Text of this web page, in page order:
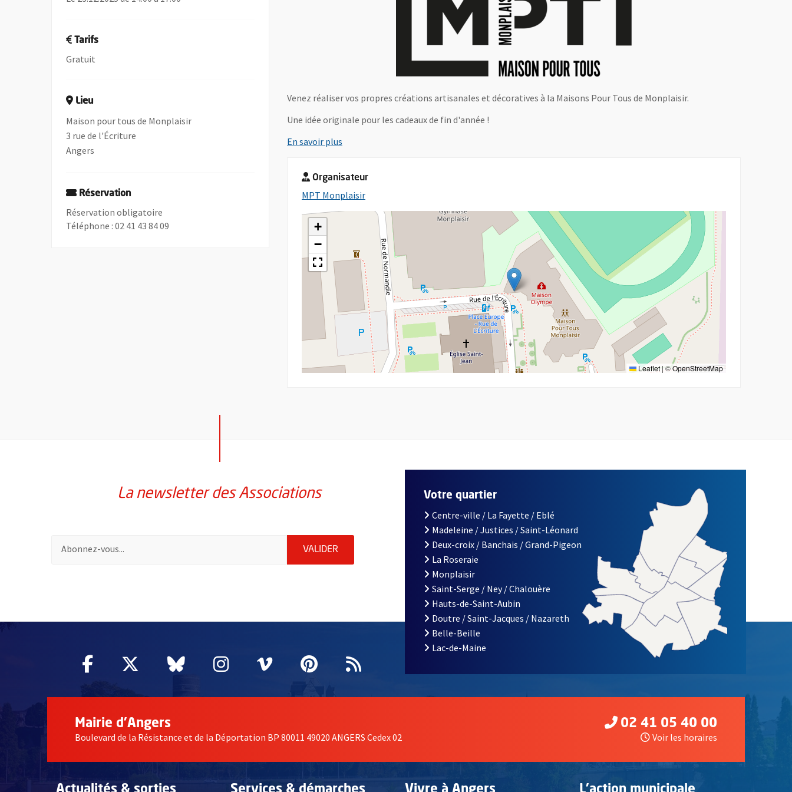
Venez réaliser vos propres créations artisanales et décoratives à la Maisons Pour Tous de Monplaisir.
Une idée originale pour les cadeaux de fin d'année !
En savoir plus, Ouvre une nouvelle fenêtre
Organisateur
MPT Monplaisir, Ouvre une nouvelle fenêtre
+
−
Leaflet | ©OpenStreetMap
Tarifs
Gratuit
Lieu
Maison pour tous de Monplaisir
3 rue de l'Écriture
Angers
Réservation
Réservation obligatoire
Téléphone : 02 41 43 84 09
La newsletter des Associations
Pour vous inscrire à la lettre d'information des associations de la ville d'Angers, indiquez votre email (champ obligatoire)
VALIDER ENVOYER MA DEMANDE D'INSCRIPTION À LA LETTRE D'INFORMATION DES ASSOCIATIONS DE LA VILLE
Facebook
, Ouvre une nouvelle fenêtre
Twitter
, Ouvre une nouvelle fenêtre
Bluesky
, Ouvre une nouvelle fenêtre
Instagram
, Ouvre une nouvelle fenêtre
Vimeo
, Ouvre une nouvelle fenêtre
Pinterest
, Ouvre une nouvelle fenêtre
Flux RSS
Votre quartier
Centre-ville / La Fayette / Eblé
Madeleine / Justices / Saint-Léonard
Deux-croix / Banchais / Grand-Pigeon
La Roseraie
Monplaisir
Saint-Serge / Ney / Chalouère
Hauts-de-Saint-Aubin
Doutre / Saint-Jacques / Nazareth
Belle-Beille
Lac-de-Maine
Mairie d'Angers
Boulevard de la Résistance et de la Déportation BP 80011 49020 ANGERS Cedex 02
02 41 05 40 00
Voir les horaires